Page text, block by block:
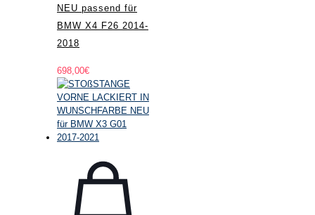
NEU passend für
BMW X4 F26 2014-
2018
698,00€